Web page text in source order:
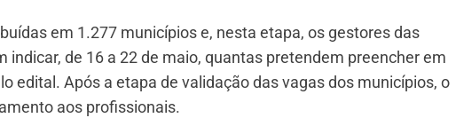
em 1.277 municípios e, nesta etapa, os gestores das
indicar, de 16 a 22 de maio, quantas pretendem preencher em
edital. Após a etapa de validação das vagas dos municípios, o
aos profissionais.